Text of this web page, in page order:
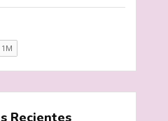
Recientes